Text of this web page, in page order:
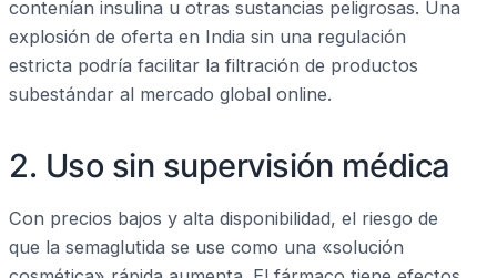
contenían insulina u otras sustancias peligrosas. Una
explosión de oferta en India sin una regulación
estricta podría facilitar la filtración de productos
subestándar al mercado global online.
2. Uso sin supervisión médica
Con precios bajos y alta disponibilidad, el riesgo de
que la semaglutida se use como una «solución